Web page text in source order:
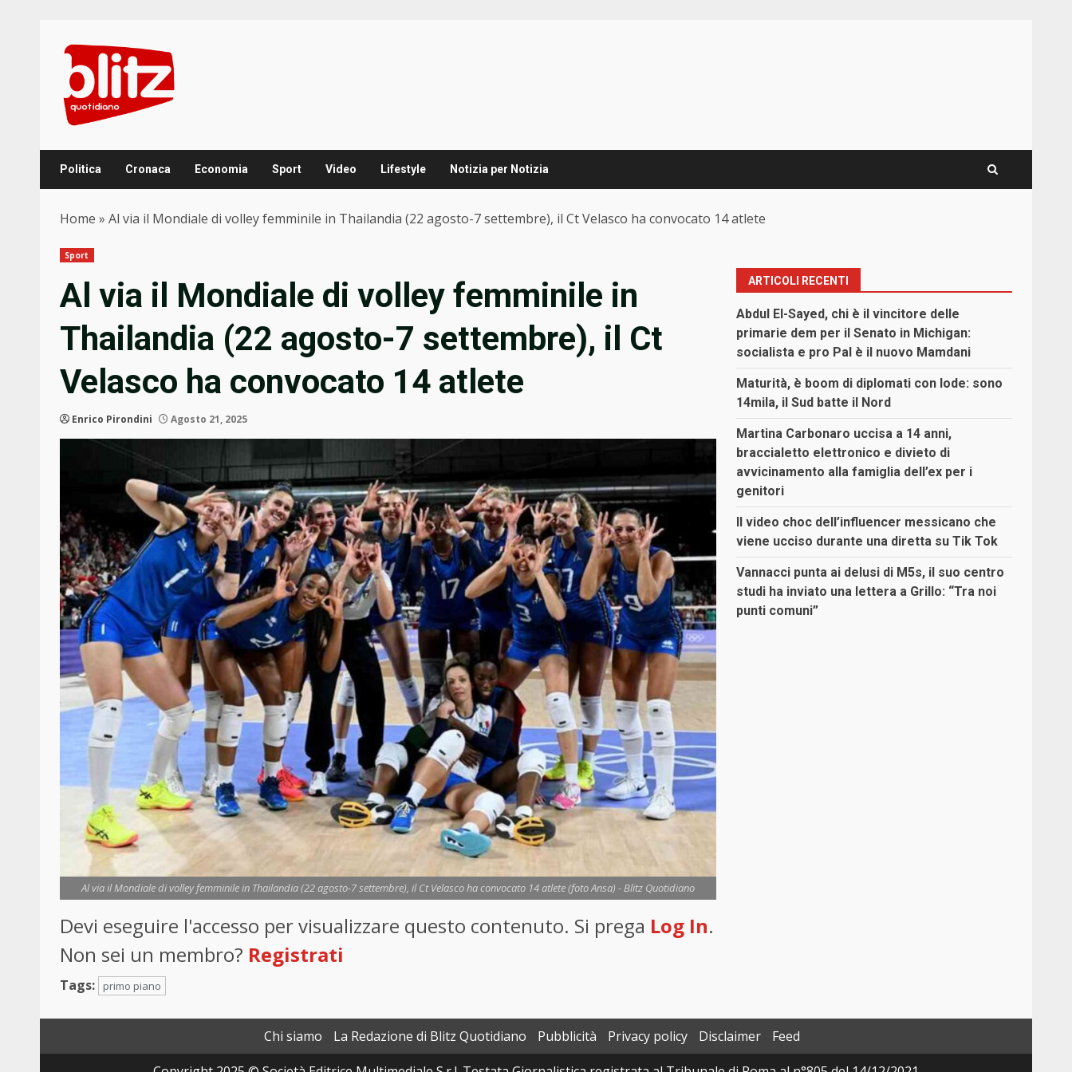
content
Politica Cronaca Economia Sport Video Lifestyle Notizia per Notizia
Home » Al via il Mondiale di volley femminile in Thailandia (22 agosto-7 settembre), il Ct Velasco ha convocato 14 atlete
Sport
Al via il Mondiale di volley femminile in
Thailandia (22 agosto-7 settembre), il Ct
Velasco ha convocato 14 atlete
Enrico Pirondini Agosto 21, 2025
Al via il Mondiale di volley femminile in Thailandia (22 agosto-7 settembre), il Ct Velasco ha convocato 14 atlete (foto Ansa) - Blitz Quotidiano
Devi eseguire l'accesso per visualizzare questo contenuto. Si prega Log In.
Non sei un membro? Registrati
Tags: primo piano
ARTICOLI RECENTI
Abdul El-Sayed, chi è il vincitore delle
primarie dem per il Senato in Michigan:
socialista e pro Pal è il nuovo Mamdani
Maturità, è boom di diplomati con lode: sono
14mila, il Sud batte il Nord
Martina Carbonaro uccisa a 14 anni,
braccialetto elettronico e divieto di
avvicinamento alla famiglia dell’ex per i
genitori
Il video choc dell’influencer messicano che
viene ucciso durante una diretta su Tik Tok
Vannacci punta ai delusi di M5s, il suo centro
studi ha inviato una lettera a Grillo: “Tra noi
punti comuni”
Chi siamo La Redazione di Blitz Quotidiano Pubblicità Privacy policy Disclaimer
Feed